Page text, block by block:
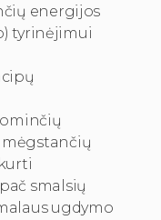
energijos
tyrinėjimui
smalsių
ugdymo